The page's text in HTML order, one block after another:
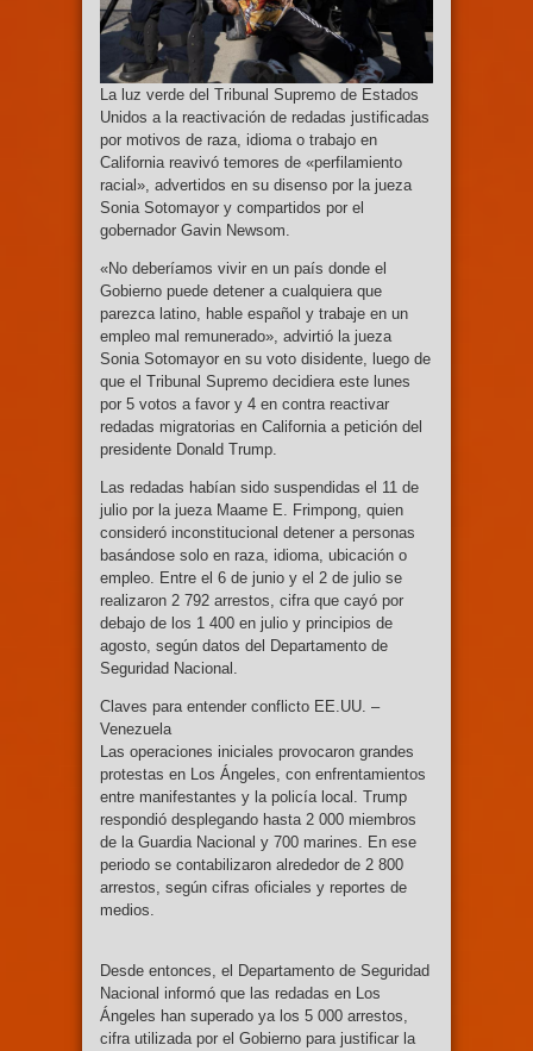
La luz verde del Tribunal Supremo de Estados
Unidos a la reactivación de redadas justificadas
por motivos de raza, idioma o trabajo en
California reavivó temores de «perfilamiento
racial», advertidos en su disenso por la jueza
Sonia Sotomayor y compartidos por el
gobernador Gavin Newsom.
«No deberíamos vivir en un país donde el
Gobierno puede detener a cualquiera que
parezca latino, hable español y trabaje en un
empleo mal remunerado», advirtió la jueza
Sonia Sotomayor en su voto disidente, luego de
que el Tribunal Supremo decidiera este lunes
por 5 votos a favor y 4 en contra reactivar
redadas migratorias en California a petición del
presidente Donald Trump.
Las redadas habían sido suspendidas el 11 de
julio por la jueza Maame E. Frimpong, quien
consideró inconstitucional detener a personas
basándose solo en raza, idioma, ubicación o
empleo. Entre el 6 de junio y el 2 de julio se
realizaron 2 792 arrestos, cifra que cayó por
debajo de los 1 400 en julio y principios de
agosto, según datos del Departamento de
Seguridad Nacional.
Claves para entender conflicto EE.UU. –
Venezuela
Las operaciones iniciales provocaron grandes
protestas en Los Ángeles, con enfrentamientos
entre manifestantes y la policía local. Trump
respondió desplegando hasta 2 000 miembros
de la Guardia Nacional y 700 marines. En ese
periodo se contabilizaron alrededor de 2 800
arrestos, según cifras oficiales y reportes de
medios.
Desde entonces, el Departamento de Seguridad
Nacional informó que las redadas en Los
Ángeles han superado ya los 5 000 arrestos,
cifra utilizada por el Gobierno para justificar la